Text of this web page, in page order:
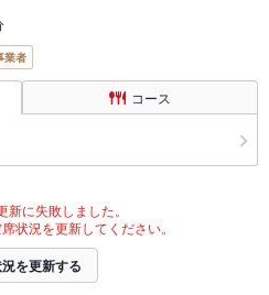
業者
コース
新に失敗しました。
状況を更新してください。
を更新する